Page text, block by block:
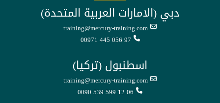
دبي (الامارات العربية المتحدة)
training@mercury-training.com
00971 445 056 97
اسطنبول (تركيا)
training@mercury-training.com
0090 539 599 12 06